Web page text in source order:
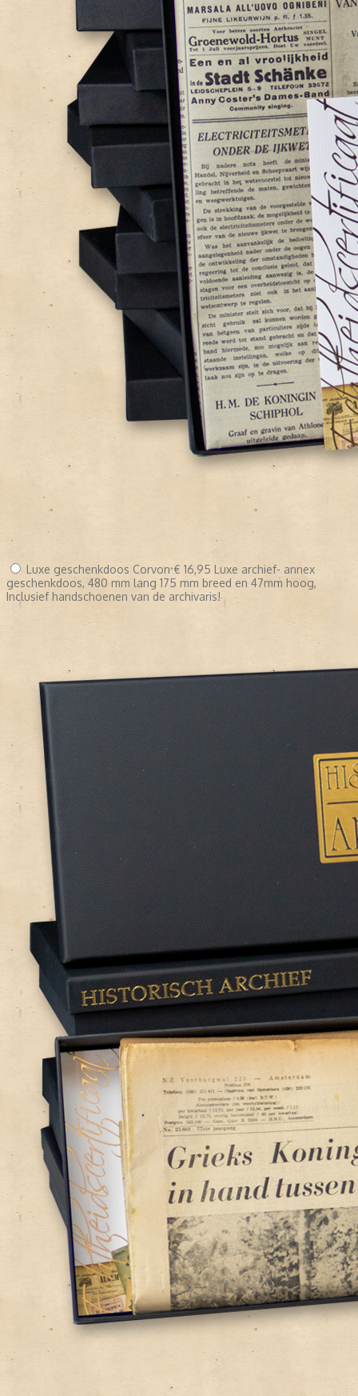
Luxe geschenkdoos Corvon € 16,95 Luxe archief- annex
geschenkdoos, 480 mm lang 175 mm breed en 47mm hoog,
Inclusief handschoenen van de archivaris!